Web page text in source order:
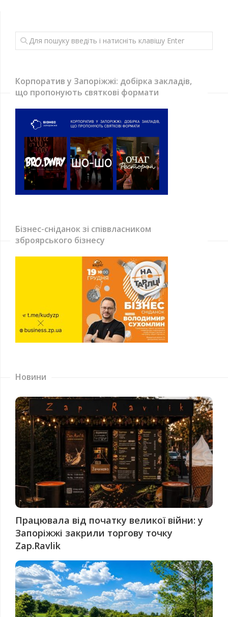
Корпоратив у Запоріжжі: добірка закладів,
що пропонують святкові формати
Бізнес-сніданок зі співвласником
зброярського бізнесу
Новини
Працювала від початку великої війни: у
Запоріжжі закрили торгову точку
Zap.Ravlik